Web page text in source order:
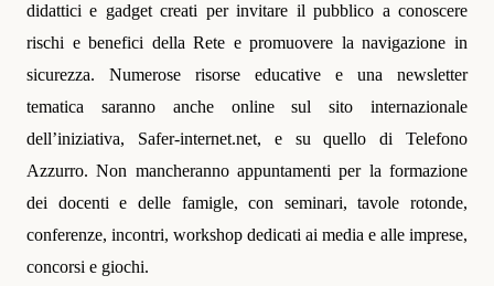
didattici e gadget creati per invitare il pubblico a conoscere
rischi e benefici della Rete e promuovere la navigazione in
sicurezza. Numerose risorse educative e una newsletter
tematica saranno anche online sul sito internazionale
dell’iniziativa, Safer-internet.net, e su quello di Telefono
Azzurro. Non mancheranno appuntamenti per la formazione
dei docenti e delle famigle, con seminari, tavole rotonde,
conferenze, incontri, workshop dedicati ai media e alle imprese,
concorsi e giochi.